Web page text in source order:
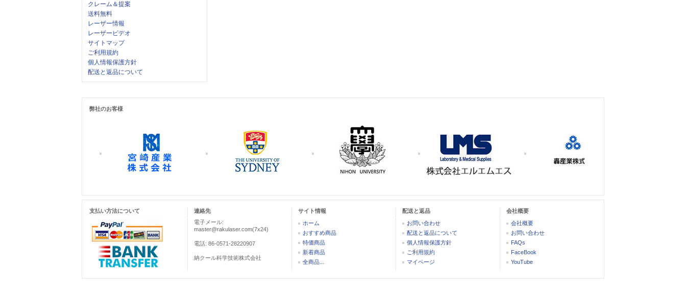
クレーム＆提案
送料無料
レーザー情報
レーザービデオ
サイトマップ
ご利用規約
個人情報保護方針
配送と返品について
弊社のお客様
支払い方法について 連絡先 サイト情報 配送と返品
会社概要
電子メール:
master@rakulaser.com(7x24)
電話: 86-0571-28220907
納クール科学技術株式会社
ホーム
おすすめ商品
特価商品
新着商品
全商品...
お問い合わせ
配送と返品について
個人情報保護方針
ご利用規約
マイページ
会社概要
お問い合わせ
FAQs
FaceBook
YouTube